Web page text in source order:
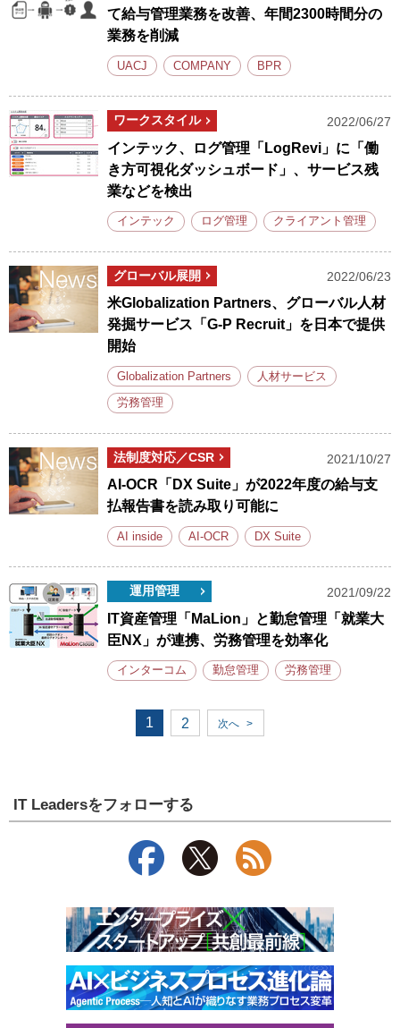
て給与管理業務を改善、年間2300時間分の
業務を削減
UACJ COMPANY BPR
ワークスタイル 2022/06/27
インテック、ログ管理「LogRevi」に「働
き方可視化ダッシュボード」、サービス残
業などを検出
インテック ログ管理 クライアント管理
グローバル展開 2022/06/23
米Globalization Partners、グローバル人材
発掘サービス「G-P Recruit」を日本で提供
開始
Globalization Partners 人材サービス
労務管理
法制度対応／CSR 2021/10/27
AI-OCR「DX Suite」が2022年度の給与支
払報告書を読み取り可能に
AI inside AI-OCR DX Suite
運用管理 2021/09/22
IT資産管理「MaLion」と勤怠管理「就業大
臣NX」が連携、労務管理を効率化
インターコム 勤怠管理 労務管理
1 2 次へ >
IT Leadersをフォローする